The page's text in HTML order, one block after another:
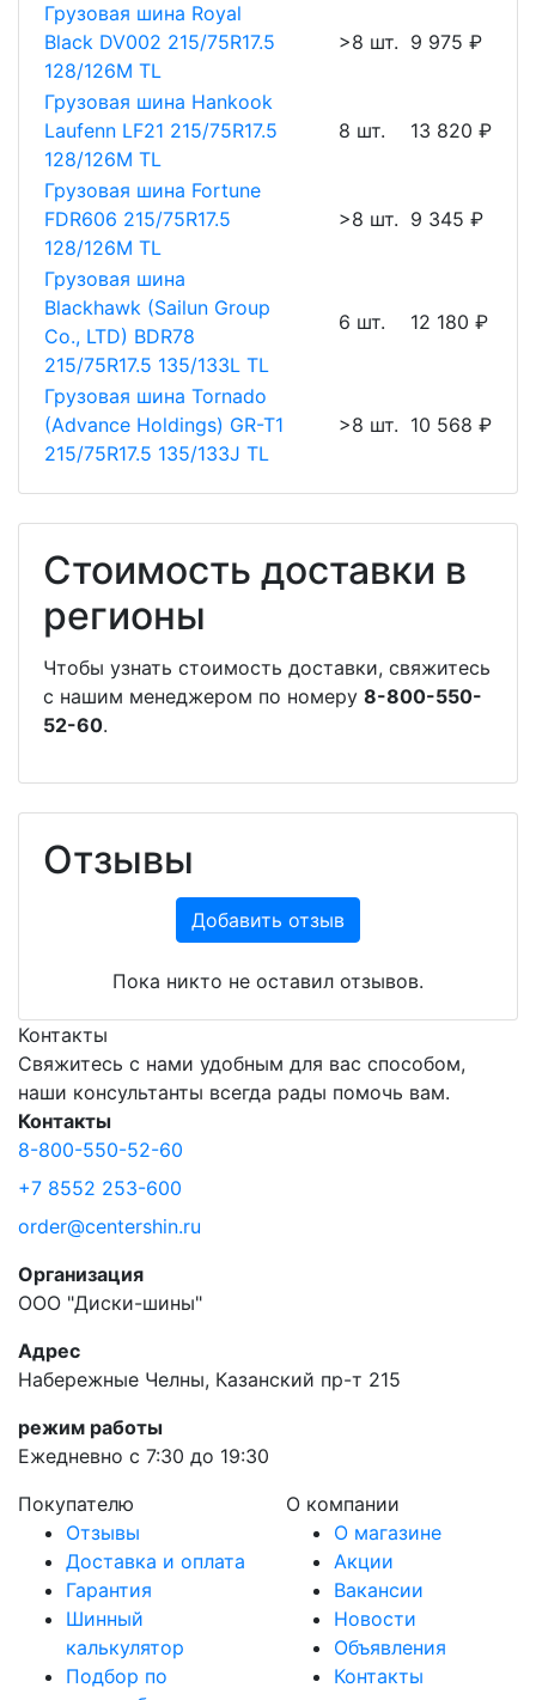
Грузовая шина Royal
Black DV002 215/75R17.5
128/126M TL
>8 шт. 9 975 ₽
Грузовая шина Hankook
Laufenn LF21 215/75R17.5
128/126M TL
8 шт. 13 820 ₽
Грузовая шина Fortune
FDR606 215/75R17.5
128/126M TL
>8 шт. 9 345 ₽
Грузовая шина
Blackhawk (Sailun Group
Co., LTD) BDR78
215/75R17.5 135/133L TL
6 шт. 12 180 ₽
Грузовая шина Tornado
(Advance Holdings) GR-T1
215/75R17.5 135/133J TL
>8 шт. 10 568 ₽
Стоимость доставки в
регионы
Чтобы узнать стоимость доставки, свяжитесь
с нашим менеджером по номеру 8-800-550-
52-60.
Отзывы
Добавить отзыв
Пока никто не оставил отзывов.
Контакты
Свяжитесь с нами удобным для вас способом,
наши консультанты всегда рады помочь вам.
Контакты
8-800-550-52-60
+7 8552 253-600
order@centershin.ru
Организация
ООО "Диски-шины"
Адрес
Набережные Челны, Казанский пр-т 215
режим работы
Ежедневно с 7:30 до 19:30
Покупателю
Отзывы
Доставка и оплата
Гарантия
Шинный
калькулятор
Подбор по
О компании
О магазине
Акции
Вакансии
Новости
Объявления
Контакты